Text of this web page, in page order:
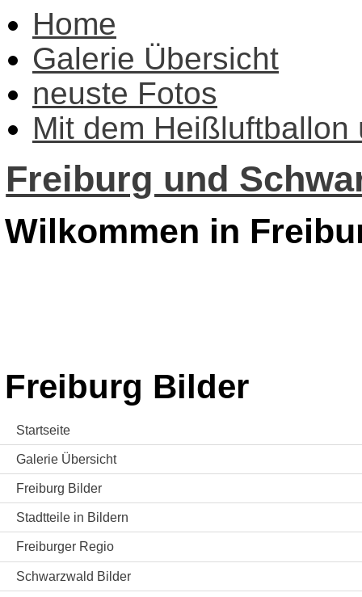
Home
Galerie Übersicht
neuste Fotos
Mit dem Heißluftballon
Freiburg und
Wilkommen in
Freiburg Bilder
Startseite
Galerie Übersicht
Freiburg Bilder
Stadtteile in Bildern
Freiburger Regio
Schwarzwald Bilder